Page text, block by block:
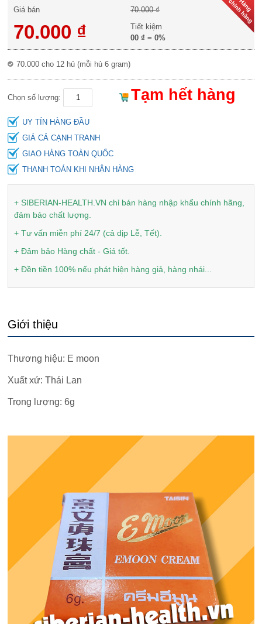
Giá bán
70.000 ₫
70.000 ₫
Tiết kiệm
00 ₫ = 0%
70.000 cho 12 hủ (mỗi hủ 6 gram)
Chọn số lượng: Tạm hết hàng
UY TÍN HÀNG ĐẦU
GIÁ CẢ CẠNH TRANH
GIAO HÀNG TOÀN QUỐC
THANH TOÁN KHI NHẬN HÀNG
+ SIBERIAN-HEALTH.VN chỉ bán hàng nhập khẩu chính hãng,
đảm bảo chất lượng.
+ Tư vấn miễn phí 24/7 (cả dịp Lễ, Tết).
+ Đảm bảo Hàng chất - Giá tốt.
+ Đền tiền 100% nếu phát hiện hàng giả, hàng nhái...
Giới thiệu
Thương hiệu: E moon
Xuất xứ: Thái Lan
Trọng lượng: 6g